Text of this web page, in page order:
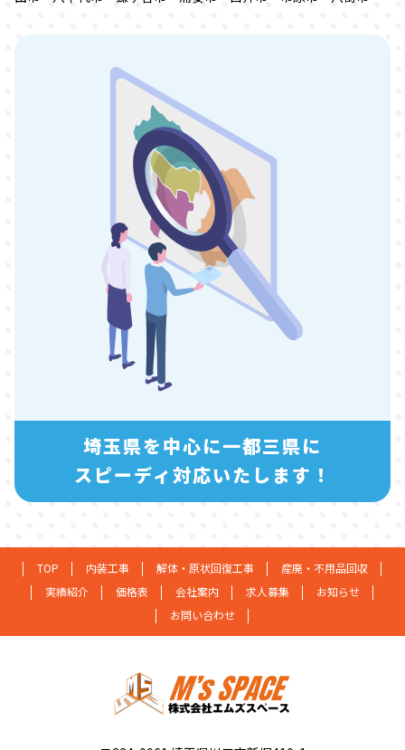
埼玉県を中心に一都三県に
スピーディ対応いたします！
TOP 内装工事 解体・原状回復工事
産廃・不用品回収
実績紹介
価格表 会社案内 求人募集
お知らせ
お問い合わせ